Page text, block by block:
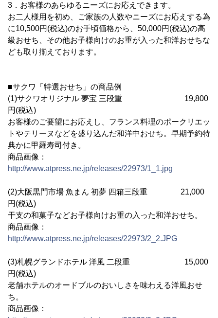
3．お客様のあらゆるニーズにお応えできます。
お二人様用を初め、ご家族の人数やニーズにお応えする為
に10,500円(税込)のお手頃価格から、50,000円(税込)の高
級おせち、その他お子様向けのお重が入った和洋おせちな
ども取り揃えております。
■サクワ「特選おせち」の商品例
(1)サクワオリジナル 夢宝 三段重 19,800
円(税込)
お客様のご要望にお応えし、フランス料理のポークリエッ
トやテリーヌなどを盛り込んだ和洋中おせち。早期予約特
典かに甲羅寿司付き。
商品画像：
http://www.atpress.ne.jp/releases/22973/1_1.jpg
(2)大阪黒門市場 魚まん 初夢 四箱三段重 21,000
円(税込)
干支の和菓子などお子様向けお重の入った和洋おせち。
商品画像：
http://www.atpress.ne.jp/releases/22973/2_2.JPG
(3)札幌グランドホテル 洋風 二段重 15,000
円(税込)
老舗ホテルのオードブルのおいしさを味わえる洋風おせ
ち。
商品画像：